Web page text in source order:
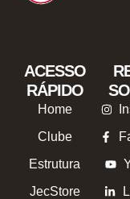
ACESSO
RÁPIDO
Home
Clube
Estrutura
JecStore